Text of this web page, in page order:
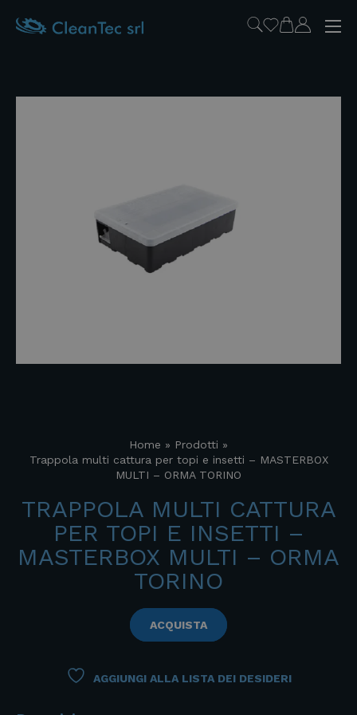
Home » Prodotti »
Trappola multi cattura per topi e insetti – MASTERBOX
MULTI – ORMA TORINO
TRAPPOLA MULTI CATTURA
PER TOPI E INSETTI –
MASTERBOX MULTI – ORMA
TORINO
ACQUISTA
AGGIUNGI ALLA LISTA DEI DESIDERI